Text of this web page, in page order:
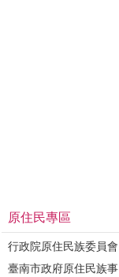
原住民專區
行政院原住民族委員會
臺南市政府原住民族事